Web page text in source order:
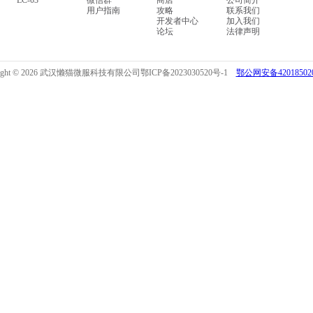
用户指南
攻略
开发者中心
论坛
联系我们
加入我们
法律声明
© 2026 武汉懒猫微服科技有限公司鄂ICP备2023030520号-1 鄂公网安备